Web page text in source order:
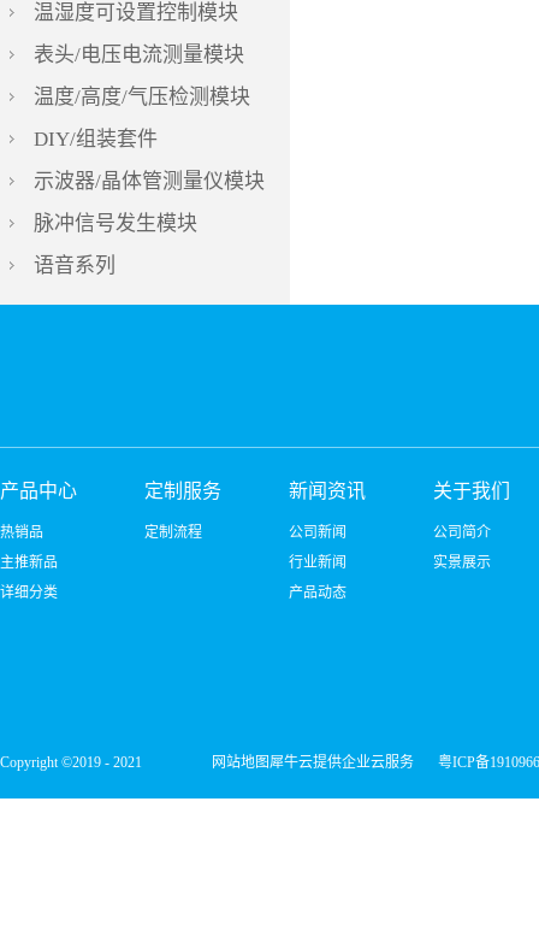
温湿度可设置控制模块
表头/电压电流测量模块
温度/高度/气压检测模块
DIY/组装套件
示波器/晶体管测量仪模块
脉冲信号发生模块
语音系列
产品中心
热销品
主推新品
详细分类
定制服务
定制流程
新闻资讯
公司新闻
行业新闻
产品动态
关于我们
公司简介
实景展示
Copyright ©2019 - 2021 网站地图犀牛云提供企业云服务 粤ICP备